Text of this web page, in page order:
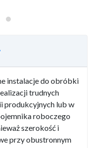
instalacje do obróbki
trudnych
produkcyjnych lub w
roboczego
szerokość i
przy obustronnym